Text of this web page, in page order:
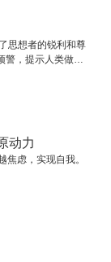
思想者的锐利和尊
警，提示人类做出
动力
虑，实现自我。